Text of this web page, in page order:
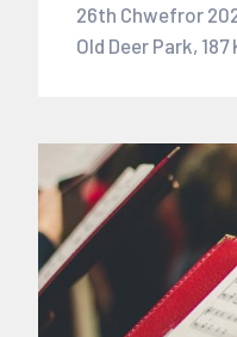
26th Chwefror
Old Deer Park,